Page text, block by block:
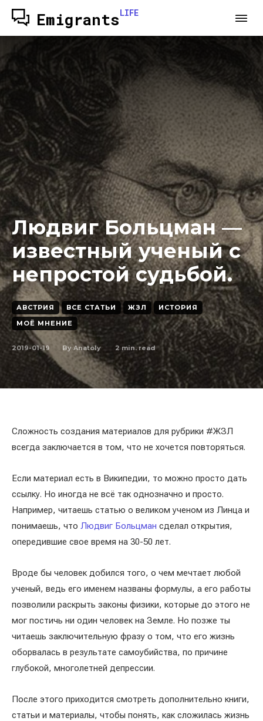
EmigrantsLIFE
Людвиг Больцман —
известный ученый с
непростой судьбой.
АВСТРИЯ ВСЕ СТАТЬИ ЖЗЛ
ИСТОРИЯ
МОЁ МНЕНИЕ
2019-01-19 By Anatoly 2 min. read
Сложность создания материалов для рубрики #ЖЗЛ
всегда заключается в том, что не хочется повторяться.
Если материал есть в Википедии, то можно просто дать
ссылку. Но иногда не всё так однозначно и просто.
Например, читаешь статью о великом ученом из Линца и
понимаешь, что Людвиг Больцман сделал открытия,
опередившие свое время на 30-50 лет.
Вроде бы человек добился того, о чем мечтает любой
ученый, ведь его именем названы формулы, а его работы
позволили раскрыть законы физики, которые до этого не
мог постичь ни один человек на Земле. Но позже ты
читаешь заключительную фразу о том, что его жизнь
оборвалась в результате самоубийства, по причине
глубокой, многолетней депрессии.
После этого приходится смотреть дополнительно книги,
статьи и материалы, чтобы понять, как сложилась жизнь